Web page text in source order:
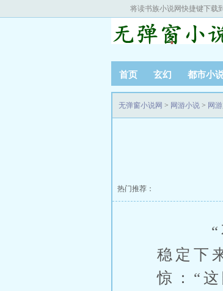
将读书族小说网快捷键下载
首页 玄幻 都市小
无弹窗小说网 > 网游小说 > 网
热门推荐：
“不，
稳定下
惊：“